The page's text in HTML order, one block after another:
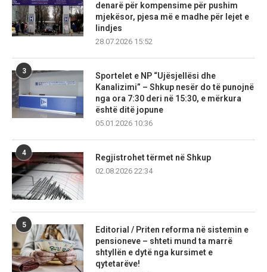
denarë për kompensime për pushim
mjekësor, pjesa më e madhe për lejet e
lindjes
28.07.2026 15:52
3
Sportelet e NP “Ujësjellësi dhe
Kanalizimi” – Shkup nesër do të punojnë
nga ora 7:30 deri në 15:30, e mërkura
është ditë jopune
05.01.2026 10:36
4
Regjistrohet tërmet në Shkup
02.08.2026 22:34
5
Editorial / Priten reforma në sistemin e
pensioneve – shteti mund ta marrë
shtyllën e dytë nga kursimet e
qytetarëve!